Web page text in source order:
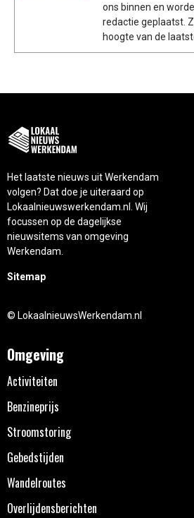
ons binnen en
redactie geplaatst.
hoogte van de
Het laatste nieuws uit Werkendam
volgen? Dat doe je uiteraard op
Lokaalnieuwswerkendam.nl. Wij
focussen op de dagelijkse
nieuwsitems van omgeving
Werkendam.
Sitemap
© LokaalnieuwsWerkendam.nl
Omgeving
Activiteiten
Benzineprijs
Stroomstoring
Gebedstijden
Wandelroutes
Overlijdensberichten